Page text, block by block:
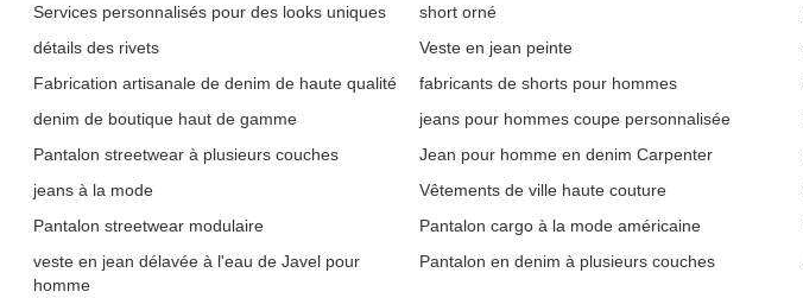
Services personnalisés pour des looks uniques
short orné
détails des rivets
Veste en jean peinte
Fabrication artisanale de denim de haute qualité
fabricants de shorts pour hommes
denim de boutique haut de gamme
jeans pour hommes coupe personnalisée
Pantalon streetwear à plusieurs couches
Jean pour homme en denim Carpenter
jeans à la mode
Vêtements de ville haute couture
Pantalon streetwear modulaire
Pantalon cargo à la mode américaine
veste en jean délavée à l'eau de Javel pour
homme
Pantalon en denim à plusieurs couches